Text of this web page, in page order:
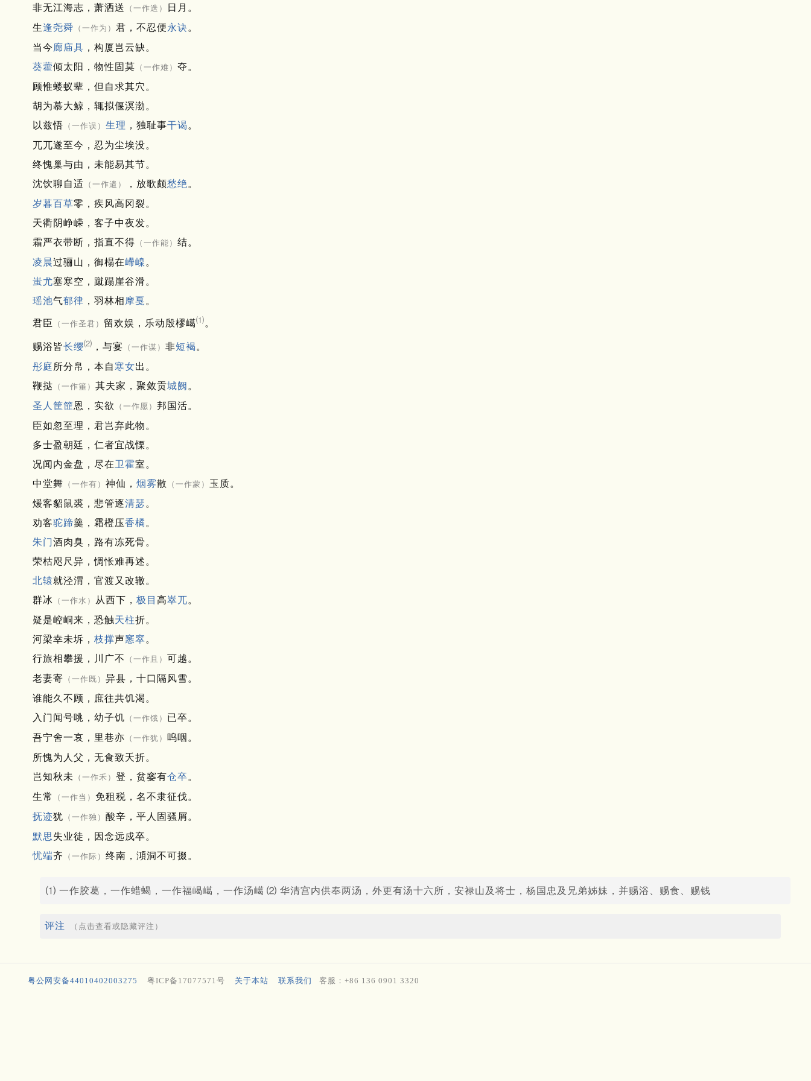
非无江海志，萧洒送 （一作迭）
日月。
生逢尧舜 （一作为） 君，不忍便永诀。
当今廊庙具 ，构厦岂云缺。
葵藿倾太阳，物性固莫 （一作难） 夺。
顾惟蝼蚁辈，但自求其穴。
胡为慕大鲸，辄拟偃溟渤。
以兹悟 （一作误） 生理 ，独耻事干谒 。
兀兀遂至今，忍为尘埃没。
终愧巢与由，未能易其节。
沈饮聊自适 （一作遣） ，放歌颇愁绝。
岁暮百草零，疾风高冈裂。
天衢阴峥嵘，客子中夜发。
霜严衣带断，指直不得 （一作能） 结。
凌晨过骊山，御榻在嵽嵲 。
蚩尤塞寒空，蹴蹋崖谷滑。
瑶池气郁律 ，羽林相 摩戛 。
君臣 （一作圣君） 留欢娱，乐动殷樛嶱⑴。
赐浴皆长缨⑵ ，与宴 （一作谋） 非短褐 。
彤庭 所分帛，本自 寒女出。
鞭挞 （一作箠） 其夫家，聚敛贡城阙 。
圣人 筐篚恩，实欲 （一作愿） 邦国活。
臣如忽至理，君岂弃此物。
多士盈朝廷，仁者宜战慄。
况闻内金盘，尽在卫霍室。
中堂舞 （一作有） 神仙， 烟雾散 （一作蒙） 玉质。
煖客貂鼠裘，悲管逐清瑟 。
劝客驼蹄羹，霜橙压香橘 。
朱门酒肉臭，路有冻死骨。
荣枯咫尺异，惆怅难再述。
北辕就泾渭，官渡又改辙。
群冰
（一作水） 从西下， 极目 高崒兀。
疑是崆峒来，恐触天柱折。
河梁幸未坼， 枝撑声窸窣 。
行旅相攀援，川广不
（一作且） 可越。
老妻寄 （一作既） 异县，十口隔风雪。
谁能久不顾，庶往共饥渴。
入门闻号咷，幼子饥 （一作饿） 已卒。
吾宁舍一哀，里巷亦 （一作犹） 呜咽。
所愧为人父，无食致夭折。
岂知秋未
（一作禾） 登，贫窭有仓卒。
生常
（一作当） 免租税，名不隶征伐。
抚迹犹 （一作独） 酸辛，平人固骚屑。
默思失业徒，因念远戍卒。
忧端齐 （一作际） 终南，澒洞不可掇。
⑴ 一作胶葛，一作蜡蝎，一作福嵑嶱，一作汤嶱 ⑵ 华清宫内供奉两汤，外更有汤十六所，安禄山及将士，杨国忠及兄弟姊妹，并赐浴、赐食、赐钱
评注 （点击查看或隐藏评注）
粤公网安备44010402003275 粤ICP备17077571号 关于本站 联系我们 客服：+86 136 0901 3320